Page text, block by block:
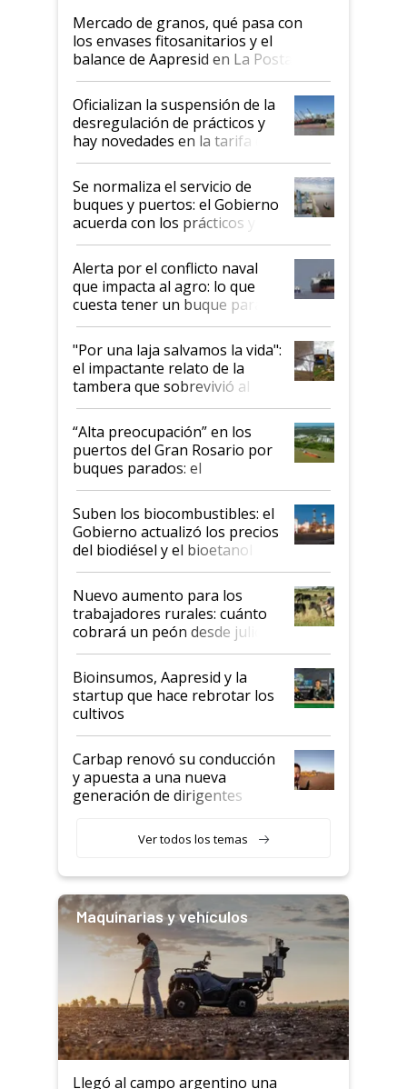
Mercado de granos, qué pasa con
los envases fitosanitarios y el
balance de Aapresid en La Posta
Oficializan la suspensión de la
desregulación de prácticos y
hay novedades en la tarifa de
la hidrovía
Se normaliza el servicio de
buques y puertos: el Gobierno
acuerda con los prácticos y
suspende el decreto de
desregulación
Alerta por el conflicto naval
que impacta al agro: lo que
cuesta tener un buque parado
y el peligro de que Argentina
pase a ser "país sucio"
"Por una laja salvamos la vida":
el impactante relato de la
tambera que sobrevivió al
tornado
“Alta preocupación” en los
puertos del Gran Rosario por
buques parados: el
funcionamiento de las
exportadoras en tensión tras
la medida de fuerza de los
prácticos
Suben los biocombustibles: el
Gobierno actualizó los precios
del biodiésel y el bioetanol
Nuevo aumento para los
trabajadores rurales: cuánto
cobrará un peón desde julio
Bioinsumos, Aapresid y la
startup que hace rebrotar los
cultivos
Carbap renovó su conducción
y apuesta a una nueva
generación de dirigentes
Ver todos los temas
Maquinarias y vehículos
Llegó al campo argentino una